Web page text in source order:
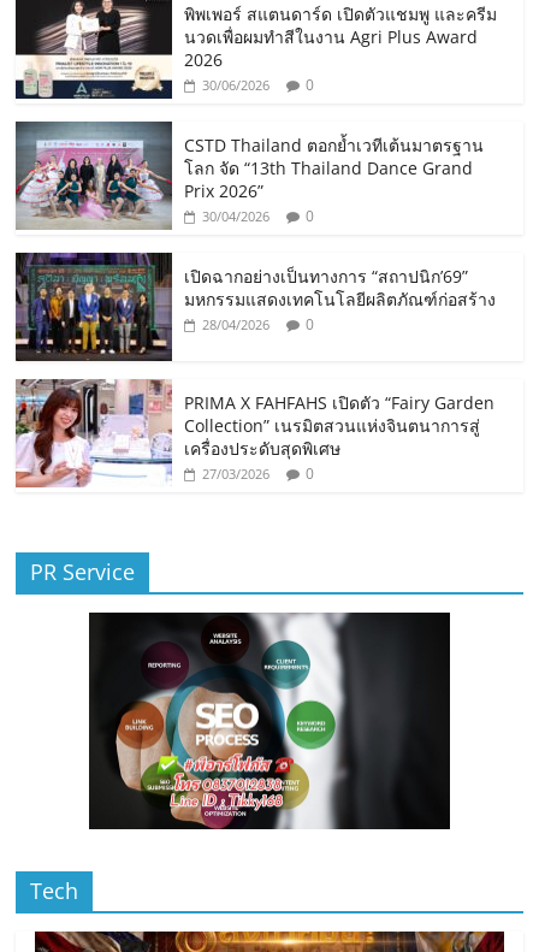
พิพเพอร์ สแตนดาร์ด เปิดตัวแชมพู และครีม
นวดเพื่อผมทำสีในงาน Agri Plus Award
2026
30/06/2026 0
CSTD Thailand ตอกย้ำเวทีเต้นมาตรฐาน
โลก จัด “13th Thailand Dance Grand
Prix 2026”
30/04/2026 0
เปิดฉากอย่างเป็นทางการ “สถาปนิก’69”
มหกรรมแสดงเทคโนโลยีผลิตภัณฑ์ก่อสร้าง
28/04/2026 0
PRIMA X FAHFAHS เปิดตัว “Fairy Garden
Collection” เนรมิตสวนแห่งจินตนาการสู่
เครื่องประดับสุดพิเศษ
27/03/2026 0
PR Service
Tech